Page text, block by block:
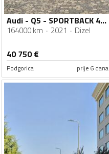
Audi - Q5 - SPORTBACK 40TDI 3xS-line Quattro 03/2022god.
164000 km 2021 Dizel
40 750€
Podgorica prije 6 dana